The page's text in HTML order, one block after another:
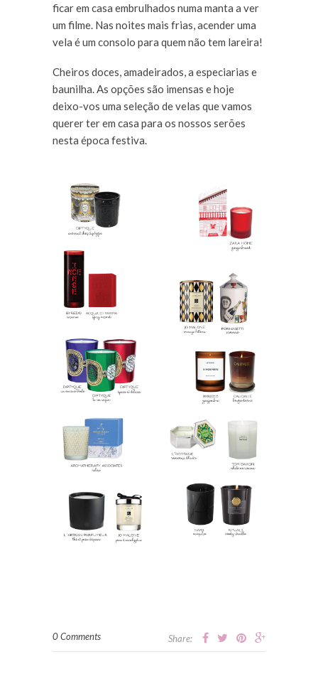
ficar em casa embrulhados numa manta a ver
um filme. Nas noites mais frias, acender uma
vela é um consolo para quem não tem lareira!
Cheiros doces, amadeirados, a especiarias e
baunilha. As opções são imensas e hoje
deixo-vos uma seleção de velas que vamos
querer ter em casa para os nossos serões
nesta época festiva.
0 Comments Share: